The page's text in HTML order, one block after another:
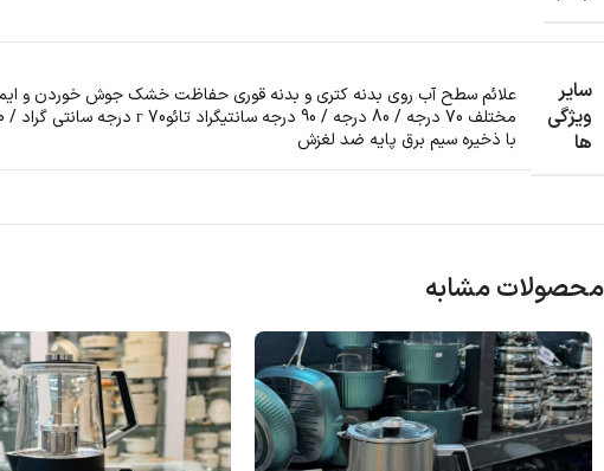
سایر
ویژگی
ها
علائم سطح آب روی بدنه کتری و بدنه قوری حفاظت خشک جوش خوردن و
با ذخیره سیم برق پایه ضد لغزش
محصولات مشابه